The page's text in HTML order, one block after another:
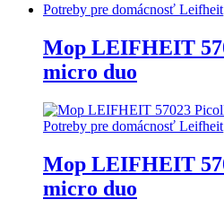
Potreby pre domácnosť Leifheit
Mop LEIFHEIT
micro duo
Potreby pre domácnosť Leifheit
Mop LEIFHEIT
micro duo